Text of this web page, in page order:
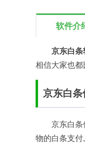
软件介
京东白条
相信大家也都
京东白
京东白条
物的白条支付